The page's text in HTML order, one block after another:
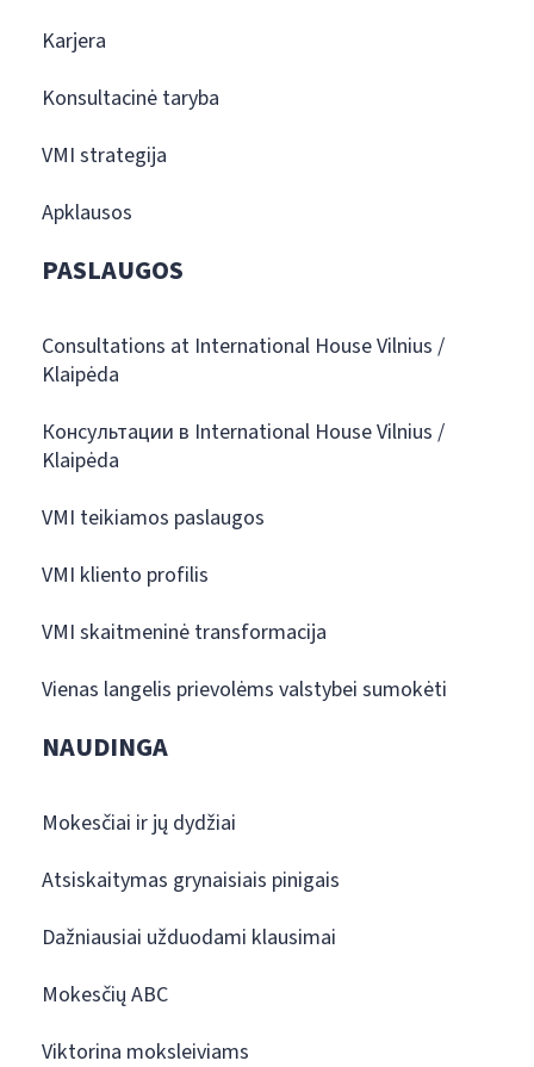
Karjera
Konsultacinė taryba
VMI strategija
Apklausos
PASLAUGOS
Consultations at International House Vilnius /
Klaipėda
Консультации в International House Vilnius /
Klaipėda
VMI teikiamos paslaugos
VMI kliento profilis
VMI skaitmeninė transformacija
Vienas langelis prievolėms valstybei sumokėti
NAUDINGA
Mokesčiai ir jų dydžiai
Atsiskaitymas grynaisiais pinigais
Dažniausiai užduodami klausimai
Mokesčių ABC
Viktorina moksleiviams